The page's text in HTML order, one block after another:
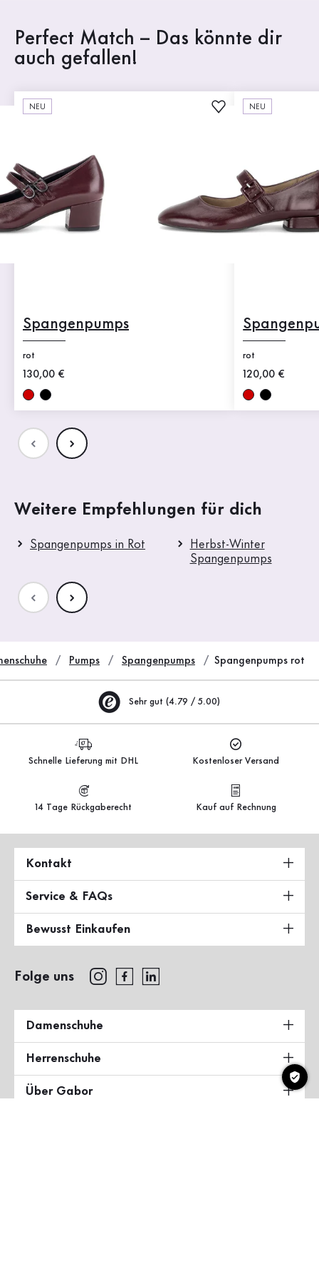
Perfect Match – Das könnte dir
auch gefallen!
NEU
Spangenpumps
rot
Neuer Preis
130,00 €
NEU
rot
Neuer Preis
120,00 €
Weitere Empfehlungen für dich
Spangenpumps in Rot
Herbst-Winter
Spangenpumps
Pumps Spangenpumps Spangenpumps rot
Sehr gut (4.79 / 5.00)
Schnelle Lieferung mit DHL Kostenloser Versand
14 Tage Rückgaberecht Kauf auf Rechnung
Kontakt
Service & FAQs
Bewusst Einkaufen
Folge uns
Damenschuhe
Herrenschuhe
Über Gabor